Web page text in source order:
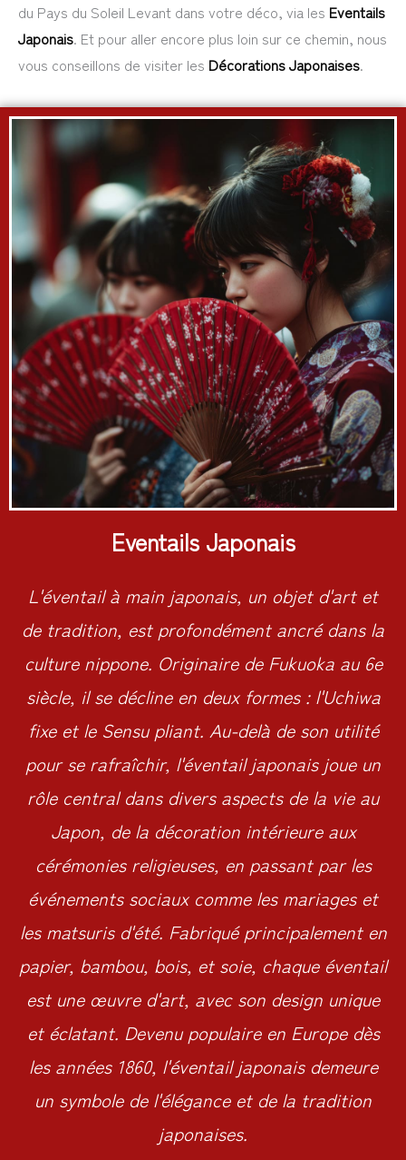
du Pays du Soleil Levant dans votre déco, via les Eventails
Japonais. Et pour aller encore plus loin sur ce chemin, nous
vous conseillons de visiter les Décorations Japonaises.
Eventails Japonais
L'éventail à main japonais, un objet d'art et
de tradition, est profondément ancré dans la
culture nippone. Originaire de Fukuoka au 6e
siècle, il se décline en deux formes : l'Uchiwa
fixe et le Sensu pliant. Au-delà de son utilité
pour se rafraîchir, l'éventail japonais joue un
rôle central dans divers aspects de la vie au
Japon, de la décoration intérieure aux
cérémonies religieuses, en passant par les
événements sociaux comme les mariages et
les matsuris d'été. Fabriqué principalement en
papier, bambou, bois, et soie, chaque éventail
est une œuvre d'art, avec son design unique
et éclatant. Devenu populaire en Europe dès
les années 1860, l'éventail japonais demeure
un symbole de l'élégance et de la tradition
japonaises.